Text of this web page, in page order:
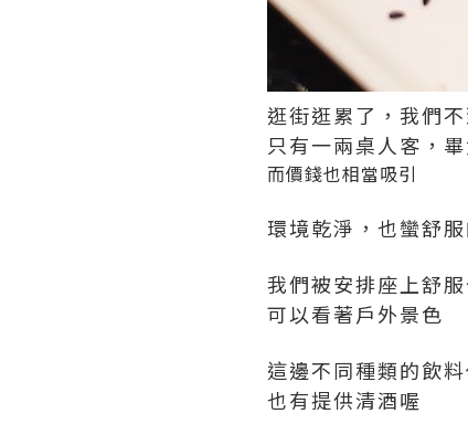
逛街逛累了，我們
只有一兩桌人客，
而價錢也相當吸引
環境乾淨，也蠻舒服
我們被安排座上舒服
可以看著戶外景色
這邊不同種類的飲
也有提供清酒喔